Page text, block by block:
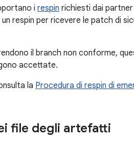
i respin richiesti dai partner
respin per ricevere le patch di
il branch non conforme,
accettate.
la Procedura di respin di
file degli artefatti